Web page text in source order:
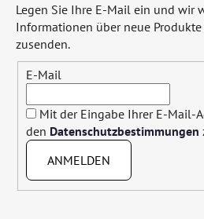
Legen Sie Ihre E-Mail ein und wir
Informationen über neue
zusenden.
E-Mail
Mit der Eingabe Ihrer E-Mail-
den Datenschutzbestimmungen
ANMELDEN